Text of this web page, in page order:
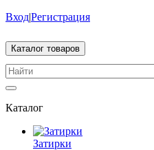
Вход|Регистрация
Каталог товаров
Каталог
Затирки